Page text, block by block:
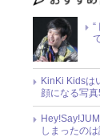
“
KinKi Kids
顔になる写真
しまったのは